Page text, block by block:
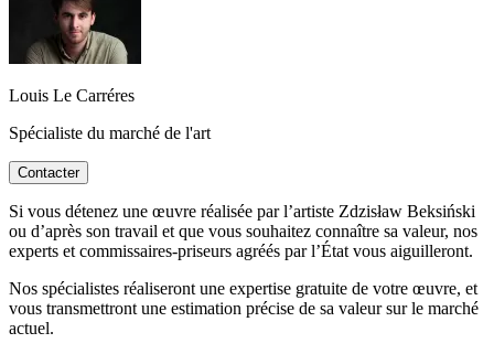
Louis Le Carréres
Spécialiste du marché de l'art
Contacter
Si vous détenez une œuvre réalisée par l’artiste Zdzisław Beksiński
ou d’après son travail et que vous souhaitez connaître sa valeur, nos
experts et commissaires-priseurs agréés par l’État vous aiguilleront.
Nos spécialistes réaliseront une expertise gratuite de votre œuvre, et
vous transmettront une estimation précise de sa valeur sur le marché
actuel.